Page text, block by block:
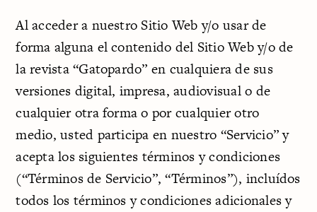
Al acceder a nuestro Sitio Web y/o usar de
forma alguna el contenido del Sitio Web y/o de
la revista “Gatopardo” en cualquiera de sus
versiones digital, impresa, audiovisual o de
cualquier otra forma o por cualquier otro
medio, usted participa en nuestro “Servicio” y
acepta los siguientes términos y condiciones
(“Términos de Servicio”, “Términos”), incluídos
todos los términos y condiciones adicionales y